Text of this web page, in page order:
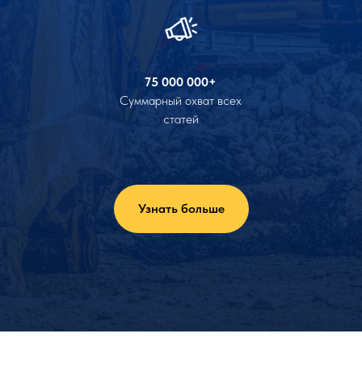
75 000 000+
Суммарный охват всех
статей
Узнать больше